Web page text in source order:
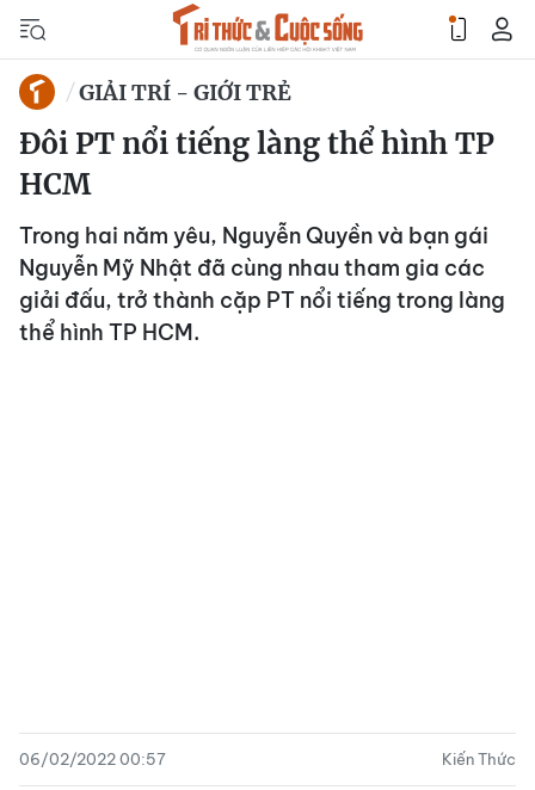
GIẢI TRÍ - GIỚI TRẺ
Đôi PT nổi tiếng làng thể hình TP
HCM
Trong hai năm yêu, Nguyễn Quyền và bạn gái
Nguyễn Mỹ Nhật đã cùng nhau tham gia các
giải đấu, trở thành cặp PT nổi tiếng trong làng
thể hình TP HCM.
06/02/2022 00:57 Kiến Thức